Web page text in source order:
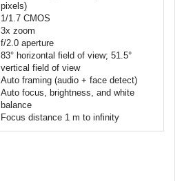
pixels)
1/1.7 CMOS
3x zoom
f/2.0 aperture
83° horizontal field of view; 51.5°
vertical field of view
Auto framing (audio + face detect)
Auto focus, brightness, and white
balance
Focus distance 1 m to infinity